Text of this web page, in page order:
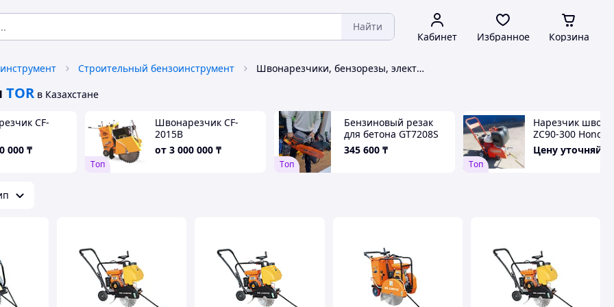
Найти
Кабинет Избранное Корзина
Строительный бензоинструмент Швонарезчики, бензорезы, электрорезы TOR
TOR в Казахстане
CF-
000 ₸
Tоп
Швонарезчик CF-
2015B
от 3 000 000 ₸
Tоп
Бензиновый резак
для бетона GT7208S
(бензорез)
345 600 ₸
Tоп
Нарезчик швов
ZC90-300 Honda
GX160, глубина
мм, под диск
Цену уточняйте